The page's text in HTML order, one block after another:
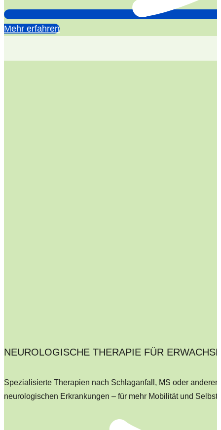
Mehr erfahren
NEUROLOGISCHE THERAPIE FÜR
Spezialisierte Therapien nach Schlaganfall, MS oder anderen
neurologischen Erkrankungen – für mehr Mobilität und